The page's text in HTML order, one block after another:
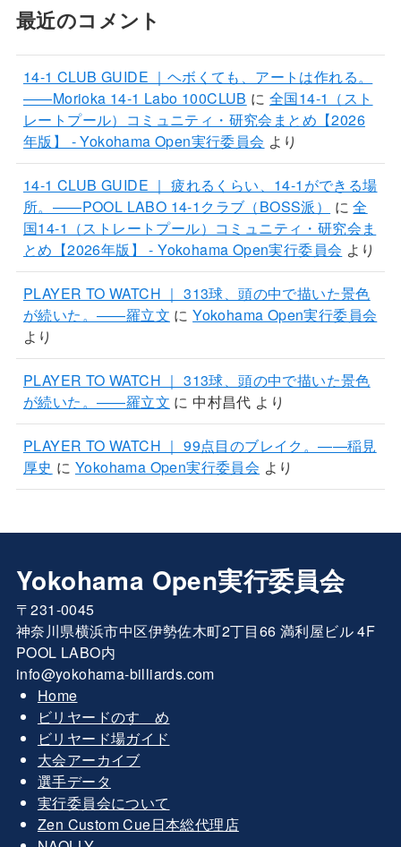
最近のコメント
14-1 CLUB GUIDE ｜ヘボくても、アートは作れる。
——Morioka 14-1 Labo 100CLUB に 全国14-1（スト
レートプール）コミュニティ・研究会まとめ【2026
年版】 - Yokohama Open実行委員会 より
14-1 CLUB GUIDE ｜ 疲れるくらい、14-1ができる場
所。——POOL LABO 14-1クラブ（BOSS派）
に全
国14-1（ストレートプール）コミュニティ・研究会ま
とめ【2026年版】 - Yokohama Open実行委員会 より
PLAYER TO WATCH ｜ 313球、頭の中で描いた景色
が続いた。——羅立文 にYokohama Open実行委員会
より
PLAYER TO WATCH ｜ 313球、頭の中で描いた景色
が続いた。——羅立文 に 中村昌代 より
PLAYER TO WATCH ｜ 99点目のブレイク。——稲見
厚史 に Yokohama Open実行委員会 より
Yokohama Open実行委員会
〒231-0045
神奈川県横浜市中区伊勢佐木町2丁目66 満利屋ビル 4F
POOL LABO内
info@yokohama-billiards.com
Home
ビリヤードのすゝめ
ビリヤード場ガイド
大会アーカイブ
選手データ
実行委員会について
Zen Custom Cue日本総代理店